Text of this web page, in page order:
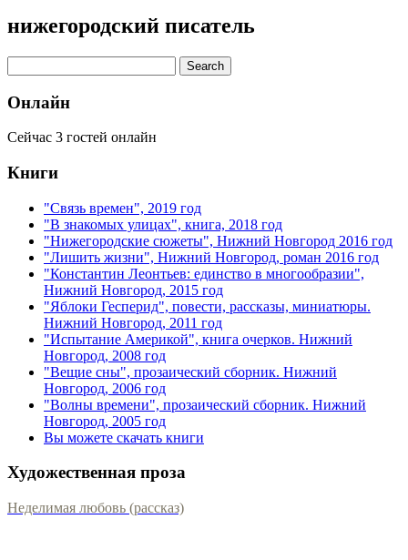
нижегородский писатель
Онлайн
Сейчас 3 гостей онлайн
Книги
"Связь времен", 2019 год
"В знакомых улицах", книга, 2018 год
"Нижегородские сюжеты", Нижний Новгород 2016 год
"Лишить жизни", Нижний Новгород, роман 2016 год
"Константин Леонтьев: единство в многообразии",
Нижний Новгород, 2015 год
"Яблоки Гесперид", повести, рассказы, миниатюры.
Нижний Новгород, 2011 год
"Испытание Америкой", книга очерков. Нижний
Новгород, 2008 год
"Вещие сны", прозаический сборник. Нижний
Новгород, 2006 год
"Волны времени", прозаический сборник. Нижний
Новгород, 2005 год
Вы можете скачать книги
Художественная проза
Неделимая любовь (рассказ)